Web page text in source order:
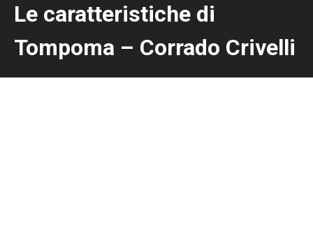
Le caratteristiche di
Tompoma – Corrado Crivelli